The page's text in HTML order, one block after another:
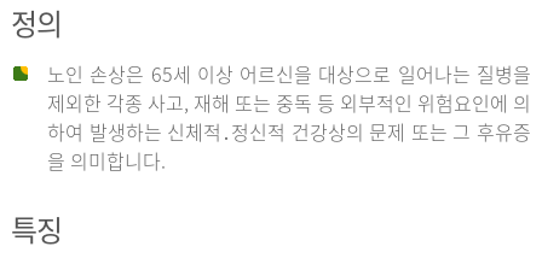
정의
노인 손상은 65세 이상 어르신을 대상으로 일어나는 질병을
제외한 각종 사고, 재해 또는 중독 등 외부적인 위험요인에 의
하여 발생하는 신체적․정신적 건강상의 문제 또는 그 후유증
을 의미합니다.
특징